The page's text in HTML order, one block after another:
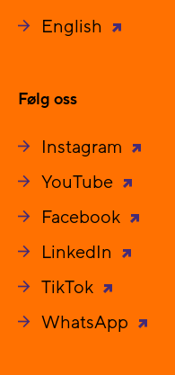
English
Følg oss
Instagram
YouTube
Facebook
LinkedIn
TikTok
WhatsApp